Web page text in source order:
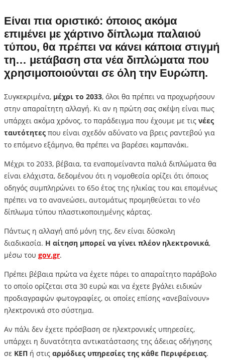
Είναι πια οριστικό: όποιος ακόμα
επιμένει με χάρτινο δίπλωμα παλαιού
τύπου, θα πρέπει να κάνει κάποια στιγμή
τη… μετάβαση στα νέα διπλώματα που
χρησιμοποιούνται σε όλη την Ευρώπη.
Συγκεκριμένα, μέχρι το 2033, όλοι θα πρέπει να προχωρήσουν
στην απαραίτητη αλλαγή. Κι αν η πρώτη σας σκέψη είναι πως
υπάρχει ακόμα χρόνος, το παράδειγμα που έχουμε με τις νέες
ταυτότητες που είναι σχεδόν αδύνατο να βρεις ραντεβού για
το επόμενο εξάμηνο, θα πρέπει να βαρέσει καμπανάκι.
Μέχρι το 2033, βέβαια, τα εναπομείναντα παλιά διπλώματα θα
είναι ελάχιστα, δεδομένου ότι η νομοθεσία ορίζει ότι όποιος
οδηγός συμπληρώνει το 65ο έτος της ηλικίας του και επομένως
πρέπει να το ανανεώσει, αυτομάτως προμηθεύεται το νέο
δίπλωμα τύπου πλαστικοποιημένης κάρτας.
Πάντως η αλλαγή από μόνη της, δεν είναι δύσκολη
διαδικασία. Η αίτηση μπορεί να γίνει πλέον ηλεκτρονικά,
μέσω του gov.gr.
Πρέπει βέβαια πρώτα να έχετε πάρει το απαραίτητο παράβολο
το οποίο ορίζεται στα 30 ευρώ και να έχετε βγάλει ειδικών
προδιαγραφών φωτογραφίες, οι οποίες επίσης «ανεβαίνουν»
ηλεκτρονικά στο σύστημα.
Αν πάλι δεν έχετε πρόσβαση σε ηλεκτρονικές υπηρεσίες,
υπάρχει η δυνατότητα αντικατάστασης της άδειας οδήγησης
σε ΚΕΠ ή στις αρμόδιες υπηρεσίες της κάθε Περιφέρειας.